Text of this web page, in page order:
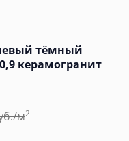
тёмный
керамогранит
м2